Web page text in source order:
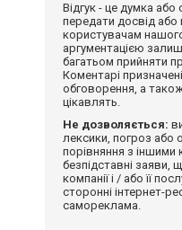
Відгук - це думка
передати досвід
користувачам
аргументацією
багатьом прийняти
Коментарі
обговорення, а
цікавлять.
Не дозволяється:
лексики, погроз або
порівняння з
безпідставні заяви,
компанії і / або її
сторонні інтернет-
самореклама.